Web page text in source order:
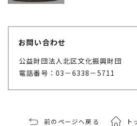
お問い合わせ
公益財団法人北区文化振興財団
電話番号：03－6338－5711
前のページへ戻る ト